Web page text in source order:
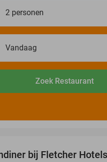
Zoek Restaurant
bij Fletcher Hotels